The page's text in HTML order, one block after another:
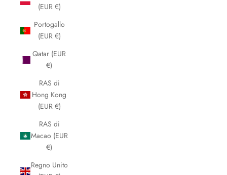
(EUR €)
Portogallo
(EUR €)
Qatar (EUR
€)
RAS di
Hong Kong
(EUR €)
RAS di
Macao (EUR
€)
Regno Unito